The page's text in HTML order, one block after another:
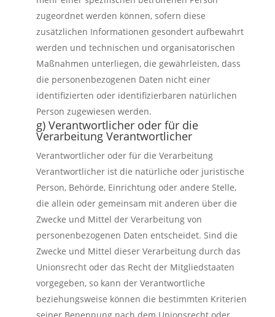
zugeordnet werden können, sofern diese
zusätzlichen Informationen gesondert aufbewahrt
werden und technischen und organisatorischen
Maßnahmen unterliegen, die gewährleisten, dass
die personenbezogenen Daten nicht einer
identifizierten oder identifizierbaren natürlichen
Person zugewiesen werden.
g) Verantwortlicher oder für die
Verarbeitung Verantwortlicher
Verantwortlicher oder für die Verarbeitung
Verantwortlicher ist die natürliche oder juristische
Person, Behörde, Einrichtung oder andere Stelle,
die allein oder gemeinsam mit anderen über die
Zwecke und Mittel der Verarbeitung von
personenbezogenen Daten entscheidet. Sind die
Zwecke und Mittel dieser Verarbeitung durch das
Unionsrecht oder das Recht der Mitgliedstaaten
vorgegeben, so kann der Verantwortliche
beziehungsweise können die bestimmten Kriterien